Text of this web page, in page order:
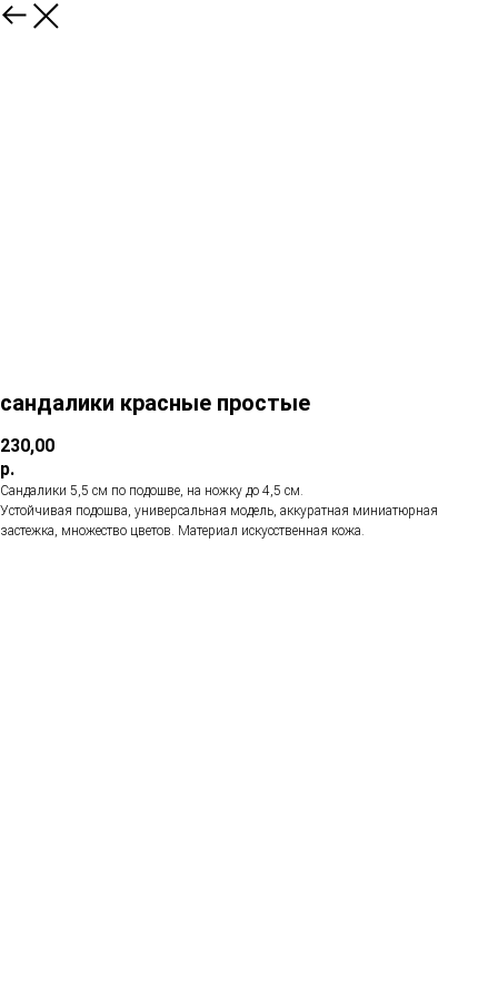
сандалики красные простые
230,00
р.
Сандалики 5,5 см по подошве, на ножку до 4,5 см.
Устойчивая подошва, универсальная модель, аккуратная миниатюрная
застежка, множество цветов. Материал искусственная кожа.